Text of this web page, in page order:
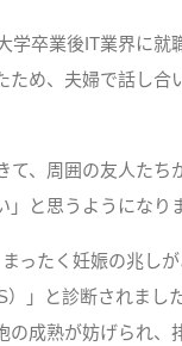
学卒業後IT業界に
ため、夫婦で話し
て、周囲の友人た
」と思うようになり
ったく妊娠の兆し
）」と診断されま
の成熟が妨げられ